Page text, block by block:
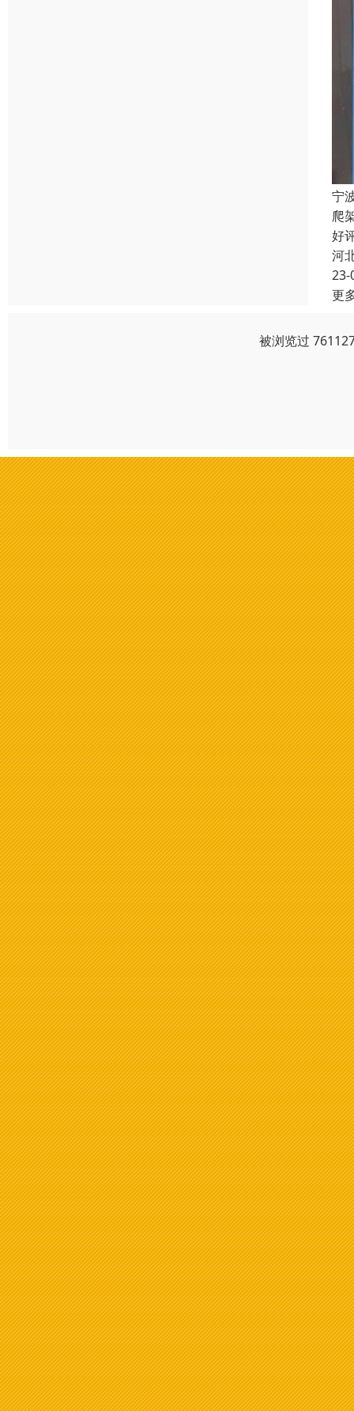
宁
爬
好
河
23-
更
被浏览过